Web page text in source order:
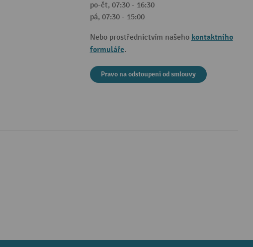
po-čt, 07:30 - 16:30
pá, 07:30 - 15:00
Nebo prostřednictvím našeho kontaktního
formuláře.
Pravo na odstoupeni od smlouvy